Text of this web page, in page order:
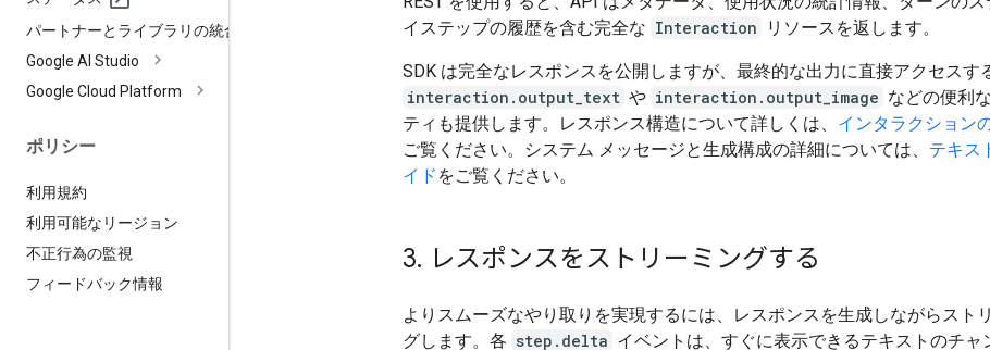
パートナーとライブラリの統合
Google AI Studio
Google Cloud Platform
ポリシー
利用規約
利用可能なリージョン
不正行為の監視
フィードバック情報
イステップの履歴を含む完全な Interaction リソースを返します。
SDK は完全なレスポンスを公開しますが、最終的な出力に直接アクセスす
interaction.output_text や interaction.output_image などの便利
ティも提供します。レスポンス構造について詳しくは、 インタラクション
ご覧ください。システム メッセージと生成構成の詳細については、 テキス
イド をご覧ください。
3. レスポンスをストリーミングする
よりスムーズなやり取りを実現するには、レスポンスを生成しながらスト
グします。各 step.delta イベントは、すぐに表示できるテキストのチャ